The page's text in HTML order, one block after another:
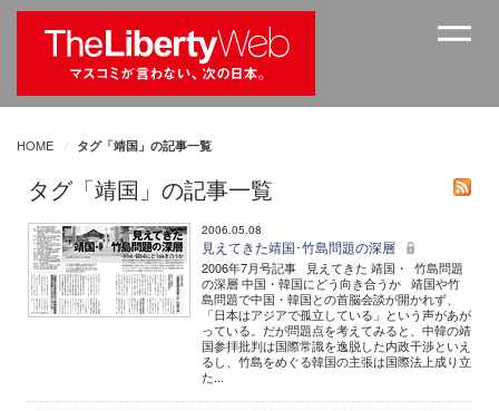
HOME タグ「靖国」の記事一覧
タグ「靖国」の記事一覧
2006.05.08
見えてきた靖国･竹島問題の深層
2006年7月号記事 見えてきた 靖国・ 竹島問題
の深層 中国・韓国にどう向き合うか 靖国や竹
島問題で中国・韓国との首脳会談が開かれず、
「日本はアジアで孤立している」という声があが
っている。だが問題点を考えてみると、中韓の靖
国参拝批判は国際常識を逸脱した内政干渉といえ
るし、竹島をめぐる韓国の主張は国際法上成り立
た...